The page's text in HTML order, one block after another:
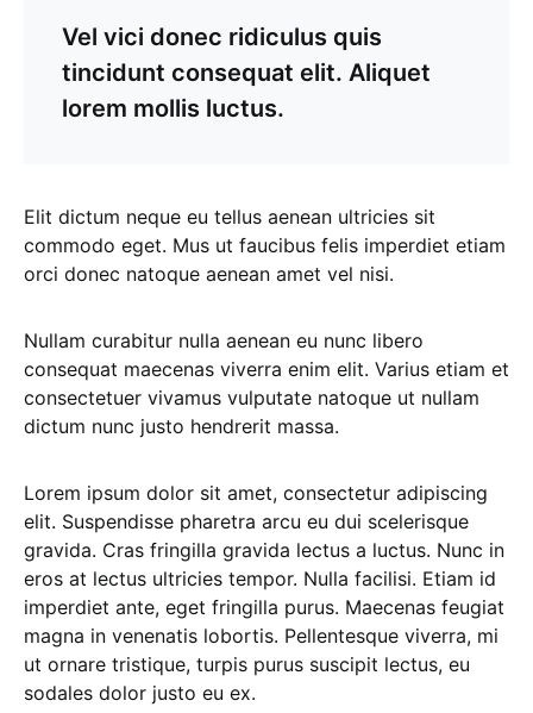
Vel vici donec ridiculus quis
tincidunt consequat elit. Aliquet
lorem mollis luctus.
Elit dictum neque eu tellus aenean ultricies sit
commodo eget. Mus ut faucibus felis imperdiet etiam
orci donec natoque aenean amet vel nisi.
Nullam curabitur nulla aenean eu nunc libero
consequat maecenas viverra enim elit. Varius etiam et
consectetuer vivamus vulputate natoque ut nullam
dictum nunc justo hendrerit massa.
Lorem ipsum dolor sit amet, consectetur adipiscing
elit. Suspendisse pharetra arcu eu dui scelerisque
gravida. Cras fringilla gravida lectus a luctus. Nunc in
eros at lectus ultricies tempor. Nulla facilisi. Etiam id
imperdiet ante, eget fringilla purus. Maecenas feugiat
magna in venenatis lobortis. Pellentesque viverra, mi
ut ornare tristique, turpis purus suscipit lectus, eu
sodales dolor justo eu ex.